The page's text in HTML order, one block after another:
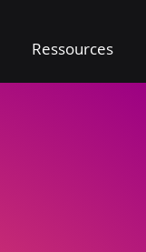
Ressources